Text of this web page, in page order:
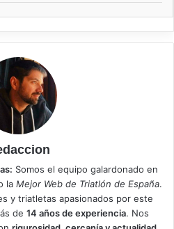
Somos el equipo galardonado en
la Mejor Web de Triatlón de España.
y triatletas apasionados por este
de 14 años de experiencia. Nos